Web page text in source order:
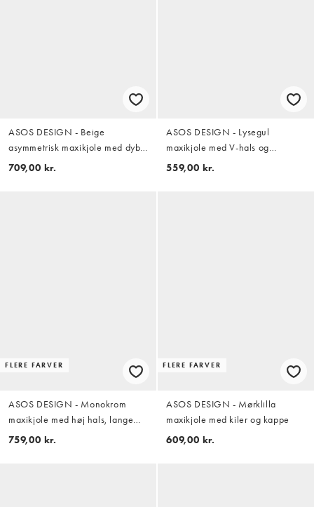
ASOS DESIGN - Beige
asymmetrisk maxikjole med dyb
vandfaldsudskæring og åben ryg
709,00 kr.
ASOS DESIGN - Lysegul
maxikjole med V-hals og
blondedetaljer i satin
559,00 kr.
FLERE FARVER
ASOS DESIGN - Monokrom
maxikjole med høj hals, lange
ærmer med svaj, kiler med flæser
759,00 kr.
FLERE FARVER
ASOS DESIGN - Mørklilla
maxikjole med kiler og kappe
609,00 kr.